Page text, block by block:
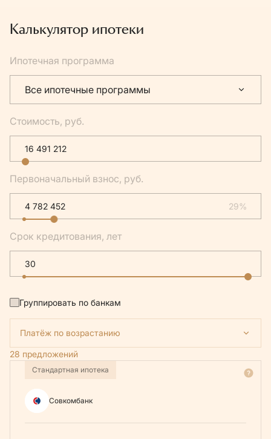
Калькулятор ипотеки
Ипотечная программа
Все ипотечные программы
Стоимость, руб.
Первоначальный взнос, руб.
29%
Срок кредитования, лет
Группировать по банкам
Платёж по возрастанию
28 предложений
Стандартная ипотека
Совкомбанк